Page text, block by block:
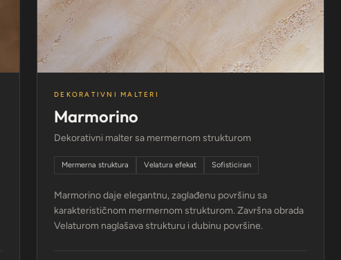
DEKORATIVNI MALTERI
Marmorino
Dekorativni malter sa mermernom strukturom
Mermerna struktura Velatura efekat Sofisticiran
Marmorino daje elegantnu, zaglađenu površinu sa
karakterističnom mermernom strukturom. Završna obrada
Velaturom naglašava strukturu i dubinu površine.